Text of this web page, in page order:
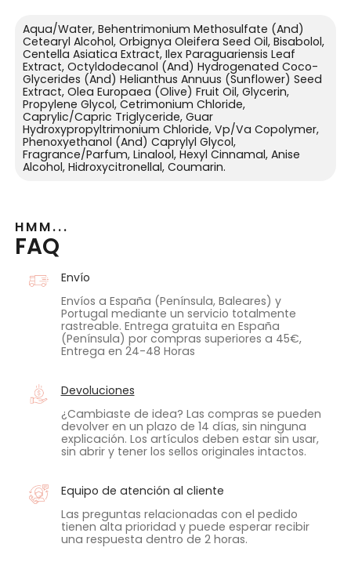
Aqua/Water, Behentrimonium Methosulfate (And)
Cetearyl Alcohol, Orbignya Oleifera Seed Oil, Bisabolol,
Centella Asiatica Extract, Ilex Paraguariensis Leaf
Extract, Octyldodecanol (And) Hydrogenated Coco-
Glycerides (And) Helianthus Annuus (Sunflower) Seed
Extract, Olea Europaea (Olive) Fruit Oil, Glycerin,
Propylene Glycol, Cetrimonium Chloride,
Caprylic/Capric Triglyceride, Guar
Hydroxypropyltrimonium Chloride, Vp/Va Copolymer,
Phenoxyethanol (And) Caprylyl Glycol,
Fragrance/Parfum, Linalool, Hexyl Cinnamal, Anise
Alcohol, Hidroxycitronellal, Coumarin.
HMM...
FAQ
Envío
Envíos a España (Península, Baleares) y
Portugal mediante un servicio totalmente
rastreable. Entrega gratuita en España
(Península) por compras superiores a 45€,
Entrega en 24-48 Horas
Devoluciones
¿Cambiaste de idea? Las compras se pueden
devolver en un plazo de 14 días, sin ninguna
explicación. Los artículos deben estar sin usar,
sin abrir y tener los sellos originales intactos.
Equipo de atención al cliente
Las preguntas relacionadas con el pedido
tienen alta prioridad y puede esperar recibir
una respuesta dentro de 2 horas.